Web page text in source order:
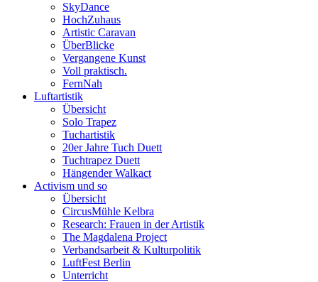
SkyDance
HochZuhaus
Artistic Caravan
ÜberBlicke
Vergangene Kunst
Voll praktisch.
FernNah
Luftartistik
Übersicht
Solo Trapez
Tuchartistik
20er Jahre Tuch Duett
Tuchtrapez Duett
Hängender Walkact
Activism und so
Übersicht
CircusMühle Kelbra
Research: Frauen in der Artistik
The Magdalena Project
Verbandsarbeit & Kulturpolitik
LuftFest Berlin
Unterricht